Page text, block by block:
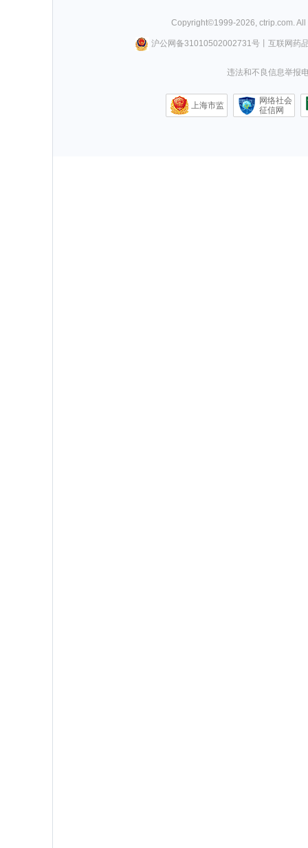
Copyright©1999-2026, ctrip.com.
沪公网备31010502002731号丨 互联网药
违法和不良信息举报
上海市监
网络社会
征信网